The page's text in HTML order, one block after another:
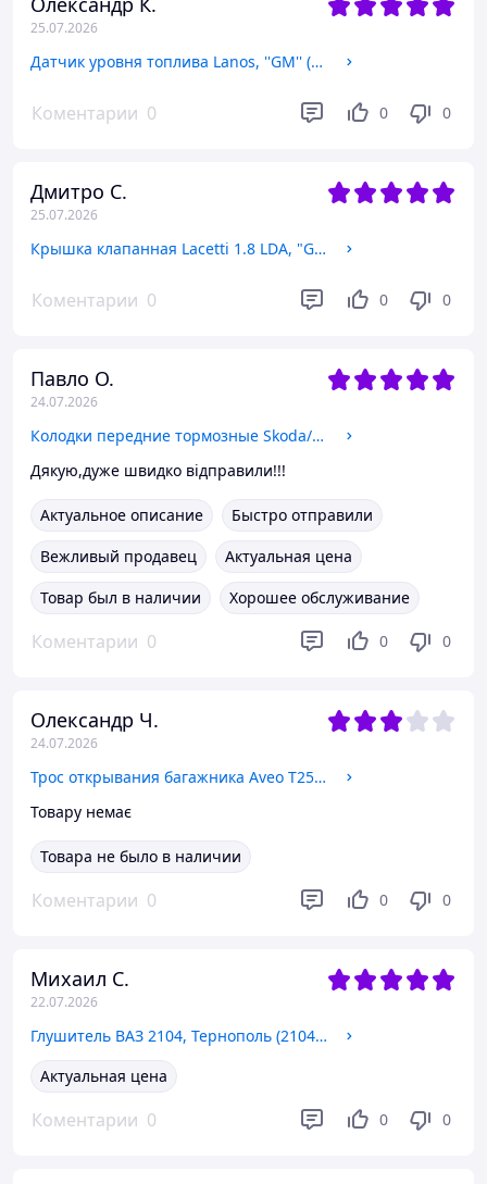
25.07.2026
Датчик уровня топлива Lanos, ''GM'' (96388930) черный поплавок, цельный
Коментарии 0 0 0
Дмитро С.
25.07.2026
Крышка клапанная Lacetti 1.8 LDA, "GM" (96414614) в сборе
Коментарии 0 0 0
Павло О.
24.07.2026
Колодки передние тормозные Skoda/VW, TRW (GDB1550) (JZW698151B)
Дякую,дуже швидко відправили!!!
Актуальное описание
Быстро отправили
Вежливый продавец
Актуальная цена
Товар был в наличии
Хорошее обслуживание
Коментарии 0 0 0
Олександр Ч.
24.07.2026
Трос открывания багажника Aveo T250, "GM" (96649295)
Товару немає
Товара не было в наличии
Коментарии 0 0 0
Михаил С.
22.07.2026
Глушитель ВАЗ 2104, Тернополь (2104-1201005) (2104-1201005T)
Актуальная цена
Коментарии 0 0 0